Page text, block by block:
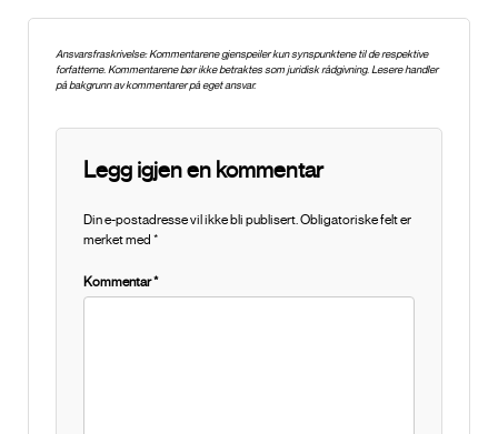
Legg igjen en kommentar
Din e-postadresse vil ikke bli publisert.Obligatoriske felt er
merket med *
Kommentar*
Ansvarsfraskrivelse: Kommentarene gjenspeiler kun synspunktene til de respektive
forfatterne. Kommentarene bør ikke betraktes som juridisk rådgivning. Lesere handler
på bakgrunn av kommentarer på eget ansvar.